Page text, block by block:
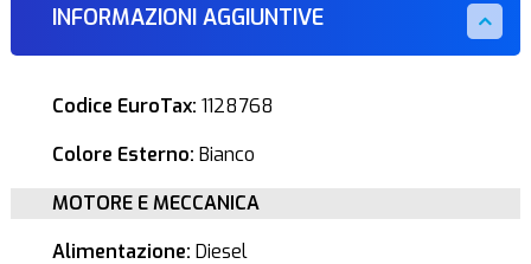
INFORMAZIONI AGGIUNTIVE
Codice EuroTax: 1128768
Colore Esterno: Bianco
MOTORE E MECCANICA
Alimentazione: Diesel